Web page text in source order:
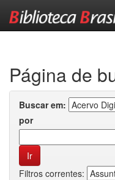
Página de
Buscar em:
por
Filtros correntes: